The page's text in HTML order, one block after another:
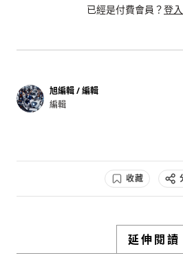
已經是付費會員？登
旭編輯 / 編輯
編輯
收藏
延伸閱讀